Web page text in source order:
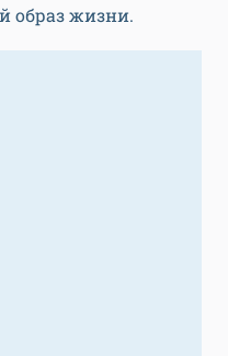
образ жизни.